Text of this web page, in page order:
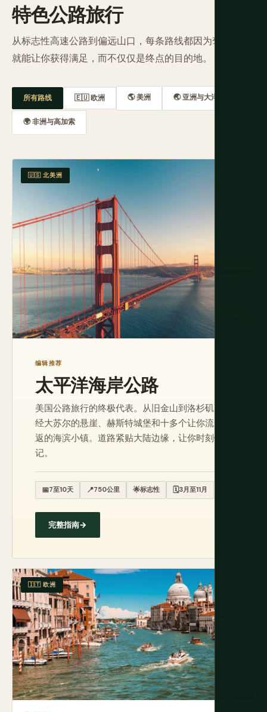
特色公路旅行
从标志性高速公路到偏远山口，每条路线都因为驾驶本身
就能让你获得满足，而不仅仅是终点的目的地。
所有路线 🇪🇺 欧洲 🌎 美洲 🌏 亚洲与大洋洲
🌍 非洲与高加索
🇺🇸 北美洲
编辑推荐
太平洋海岸公路
美国公路旅行的终极代表。从旧金山到洛杉矶，途
经大苏尔的悬崖、赫斯特城堡和十多个让你流连忘
返的海滨小镇。道路紧贴大陆边缘，让你时刻铭
记。
📅7至10天 📍750公里 🌟标志性 🗓️3月至11月
完整指南→
🇮🇹 欧洲